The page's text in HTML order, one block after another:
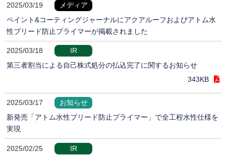
2025/03/19
メディア
ペイント&コーティングジャーナルにアクアルーフおよびアトム水
性ブリード防止プライマーが掲載されました
2025/03/18
IR
第三者割当による自己株式処分の払込完了に関するお知らせ
343KB
2025/03/17
お知らせ
新発売「アトム水性ブリード防止プライマー」で全工程水性仕様を
実現
2025/02/25
IR